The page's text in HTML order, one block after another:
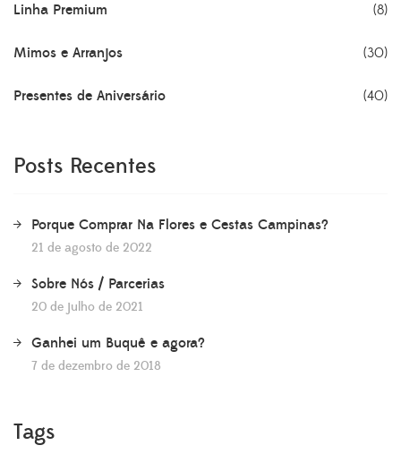
Linha Premium (8)
Mimos e Arranjos (30)
Presentes de Aniversário (40)
Posts Recentes
Porque Comprar Na Flores e Cestas Campinas?
21 de agosto de 2022
Sobre Nós / Parcerias
20 de julho de 2021
Ganhei um Buquê e agora?
7 de dezembro de 2018
Tags